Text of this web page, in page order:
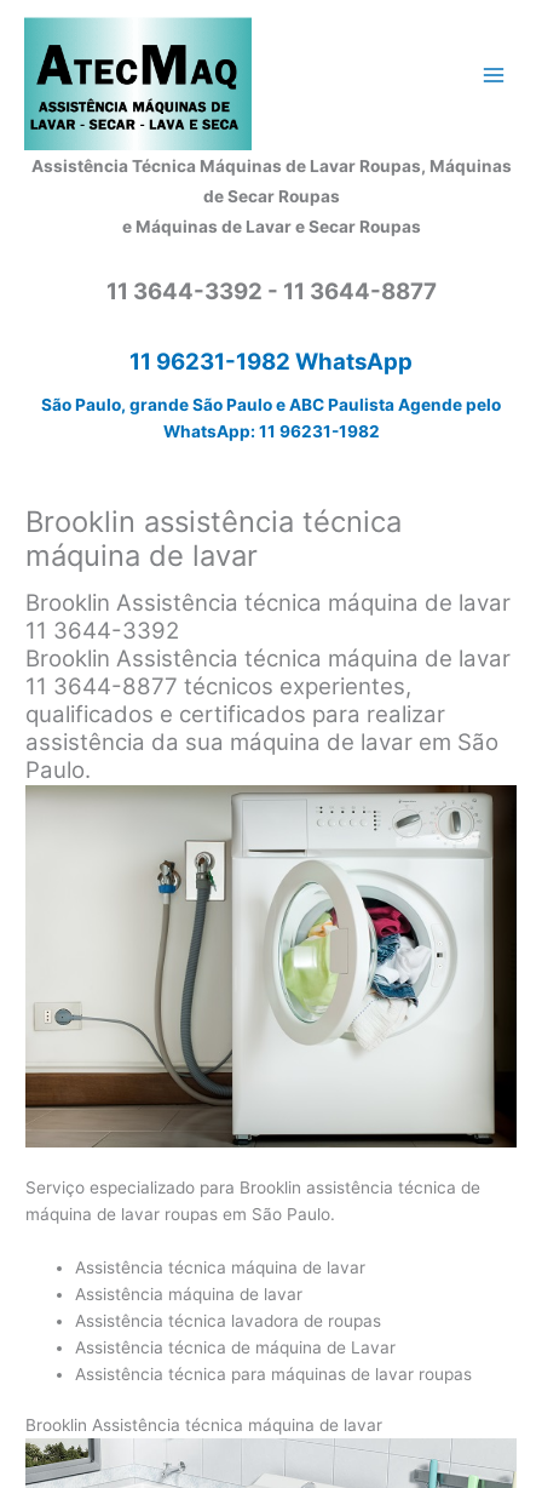
Assistência Técnica Máquinas de Lavar Roupas, Máquinas
de Secar Roupas
e Máquinas de Lavar e Secar Roupas
11 3644-3392 - 11 3644-8877
11 96231-1982 WhatsApp
São Paulo, grande São Paulo e ABC Paulista Agende pelo
WhatsApp: 11 96231-1982
Brooklin assistência técnica
máquina de lavar
Brooklin Assistência técnica máquina de lavar
11 3644-3392
Brooklin Assistência técnica máquina de lavar
11 3644-8877 técnicos experientes,
qualificados e certificados para realizar
assistência da sua máquina de lavar em São
Paulo.
Serviço especializado para Brooklin assistência técnica de
máquina de lavar roupas em São Paulo.
Assistência técnica máquina de lavar
Assistência máquina de lavar
Assistência técnica lavadora de roupas
Assistência técnica de máquina de Lavar
Assistência técnica para máquinas de lavar roupas
Brooklin Assistência técnica máquina de lavar